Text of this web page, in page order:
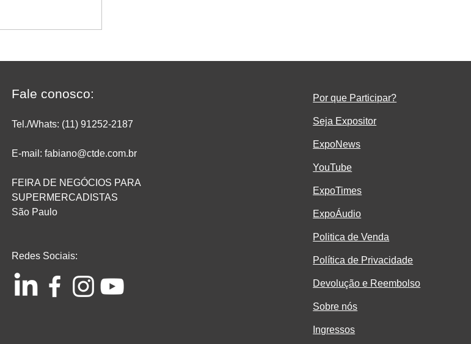
promoção deu lucro no
Fale conosco:
Tel./Whats: (11) 91252-2187
E-mail: fabiano@ctde.com.br
FEIRA DE NEGÓCIOS PARA
SUPERMERCADISTAS
São Paulo
Redes Sociais:
Por que Participar?
Seja Expositor
ExpoNews
YouTube
ExpoTimes
ExpoÁudio
Politica de Venda
Política de Privacidade
Devolução e Reembolso
Sobre nós
Ingressos